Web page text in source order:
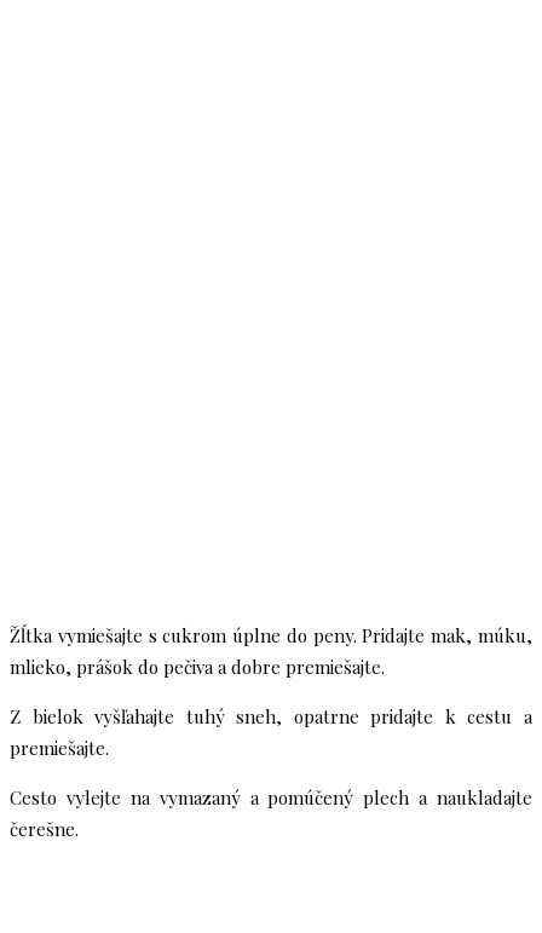
Žĺtka vymiešajte s cukrom úplne do peny. Pridajte mak, múku,
mlieko, prášok do pečiva a dobre premiešajte.
Z bielok vyšľahajte tuhý sneh, opatrne pridajte k cestu a
premiešajte.
Cesto vylejte na vymazaný a pomúčený plech a naukladajte
čerešne.